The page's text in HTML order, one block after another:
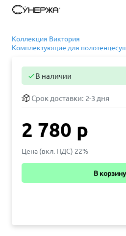
Коллекция Виктория
Комплектующие для
В наличии
Срок доставки: 2-3 дня
2 780 р
Цена (вкл. НДС) 22%
В корзину